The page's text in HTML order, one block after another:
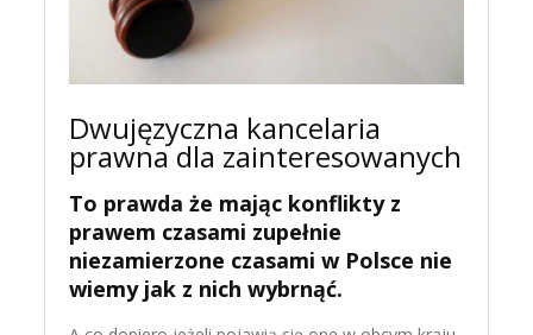
Dwujęzyczna kancelaria
prawna dla zainteresowanych
To prawda że mając konflikty z
prawem czasami zupełnie
niezamierzone czasami w Polsce nie
wiemy jak z nich wybrnąć.